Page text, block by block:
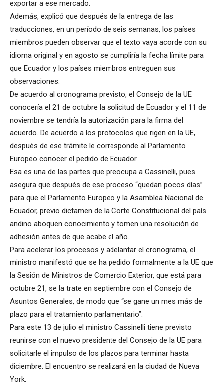
exportar a ese mercado.
Además, explicó que después de la entrega de las
traducciones, en un período de seis semanas, los países
miembros pueden observar que el texto vaya acorde con su
idioma original y en agosto se cumpliría la fecha límite para
que Ecuador y los países miembros entreguen sus
observaciones.
De acuerdo al cronograma previsto, el Consejo de la UE
conocería el 21 de octubre la solicitud de Ecuador y el 11 de
noviembre se tendría la autorización para la firma del
acuerdo. De acuerdo a los protocolos que rigen en la UE,
después de ese trámite le corresponde al Parlamento
Europeo conocer el pedido de Ecuador.
Esa es una de las partes que preocupa a Cassinelli, pues
asegura que después de ese proceso “quedan pocos días”
para que el Parlamento Europeo y la Asamblea Nacional de
Ecuador, previo dictamen de la Corte Constitucional del país
andino aboquen conocimiento y tomen una resolución de
adhesión antes de que acabe el año.
Para acelerar los procesos y adelantar el cronograma, el
ministro manifestó que se ha pedido formalmente a la UE que
la Sesión de Ministros de Comercio Exterior, que está para
octubre 21, se la trate en septiembre con el Consejo de
Asuntos Generales, de modo que “se gane un mes más de
plazo para el tratamiento parlamentario”.
Para este 13 de julio el ministro Cassinelli tiene previsto
reunirse con el nuevo presidente del Consejo de la UE para
solicitarle el impulso de los plazos para terminar hasta
diciembre. El encuentro se realizará en la ciudad de Nueva
York.